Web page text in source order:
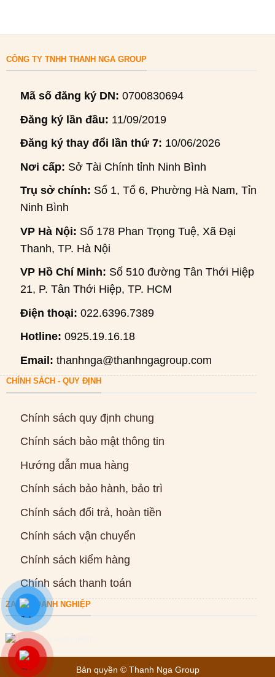
CÔNG TY TNHH THANH NGA GROUP
Mã số đăng ký DN: 0700830694
Đăng ký lần đầu: 11/09/2019
Đăng ký thay đổi lần thứ 7: 10/06/2026
Nơi cấp: Sở Tài Chính tỉnh Ninh Bình
Trụ sở chính: Số 1, Tổ 6, Phường Hà Nam, Tỉnh
Ninh Bình
VP Hà Nội: Số 178 Phan Trọng Tuệ, Xã Đại
Thanh, TP. Hà Nội
VP Hồ Chí Minh: Số 510 đường Tân Thới Hiệp
21, P. Tân Thới Hiệp, TP. HCM
Điện thoại: 022.6396.7389
Hotline: 0925.19.16.18
Email: thanhnga@thanhngagroup.com
CHÍNH SÁCH - QUY ĐỊNH
Chính sách quy định chung
Chính sách bảo mật thông tin
Hướng dẫn mua hàng
Chính sách bảo hành, bảo trì
Chính sách đổi trả, hoàn tiền
Chính sách vận chuyển
Chính sách kiểm hàng
Chính sách thanh toán
ZALO DOANH NGHIỆP
Bản quyền © Thanh Nga Group